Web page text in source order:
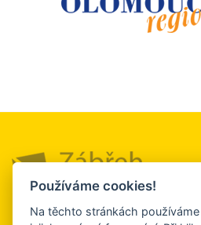
Město a okolí
Služby a
Používáme cookies!
Na těchto stránkách